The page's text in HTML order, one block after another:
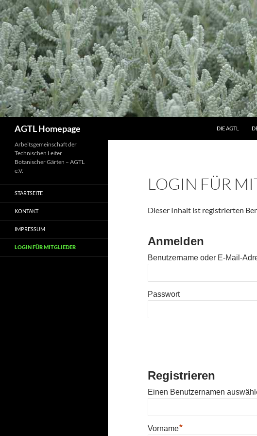
Zum
Inhalt
springen
AGTL Homepage DIE AGTL
LOGIN FÜR
Dieser Inhalt ist registrierten
Anmelden
Benutzername oder E-Mail-
Passwort
Registrieren
Einen Benutzernamen
Vorname*
Arbeitsgemeinschaft der
Technischen Leiter
Botanischer Gärten – AGTL
e.V.
STARTSEITE
KONTAKT
IMPRESSUM
LOGIN FÜR MITGLIEDER